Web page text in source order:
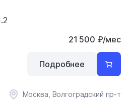
21 500 ₽/мес
Москва, Волгоградский пр-т
Подробнее